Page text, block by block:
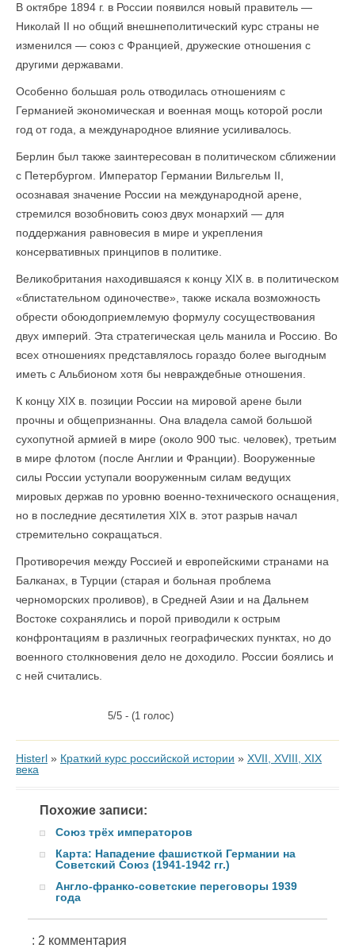
В октябре 1894 г. в России появился новый правитель —
Николай II но общий внешнеполитический курс страны не
изменился — союз с Францией, дружеские отношения с
другими державами.
Особенно большая роль отводилась отношениям с
Германией экономическая и военная мощь которой росли
год от года, а международное влияние усиливалось.
Берлин был также заинтересован в политическом сближении
с Петербургом. Император Германии Вильгельм II,
осознавая значение России на международной арене,
стремился возобновить союз двух монархий — для
поддержания равновесия в мире и укрепления
консервативных принципов в политике.
Великобритания находившаяся к концу XIX в. в политическом
«блистательном одиночестве», также искала возможность
обрести обоюдоприемлемую формулу сосуществования
двух империй. Эта стратегическая цель манила и Россию. Во
всех отношениях представлялось гораздо более выгодным
иметь с Альбионом хотя бы невраждебные отношения.
К концу XIX в. позиции России на мировой арене были
прочны и общепризнанны. Она владела самой большой
сухопутной армией в мире (около 900 тыс. человек), третьим
в мире флотом (после Англии и Франции). Вооруженные
силы России уступали вооруженным силам ведущих
мировых держав по уровню военно-технического оснащения,
но в последние десятилетия XIX в. этот разрыв начал
стремительно сокращаться.
Противоречия между Россией и европейскими странами на
Балканах, в Турции (старая и больная проблема
черноморских проливов), в Средней Азии и на Дальнем
Востоке сохранялись и порой приводили к острым
конфронтациям в различных географических пунктах, но до
военного столкновения дело не доходило. России боялись и
с ней считались.
5/5 - (1 голос)
Histerl » Краткий курс российской истории » XVII, XVIII, XIX
века
Похожие записи:
Союз трёх императоров
Карта: Нападение фашисткой Германии на
Советский Союз (1941-1942 гг.)
Англо-франко-советские переговоры 1939
года
: 2 комментария